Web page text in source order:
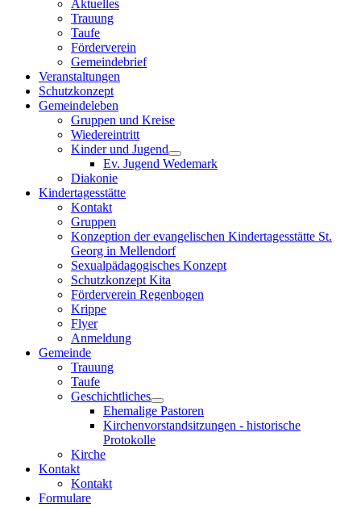
Aktuelles
Trauung
Taufe
Förderverein
Gemeindebrief
Veranstaltungen
Schutzkonzept
Gemeindeleben
Gruppen und Kreise
Wiedereintritt
Kinder und Jugend
Ev. Jugend Wedemark
Diakonie
Kindertagesstätte
Kontakt
Gruppen
Konzeption der evangelischen Kindertagesstätte St.
Georg in Mellendorf
Sexualpädagogisches Konzept
Schutzkonzept Kita
Förderverein Regenbogen
Krippe
Flyer
Anmeldung
Gemeinde
Trauung
Taufe
Geschichtliches
Ehemalige Pastoren
Kirchenvorstandsitzungen - historische
Protokolle
Kirche
Kontakt
Kontakt
Formulare